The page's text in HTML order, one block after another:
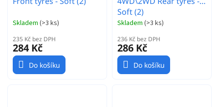
Skladem (>3 ks)
235 Kč bez DPH
284 Kč
Do košíku
Soft (2)
Skladem (>3 ks)
236 Kč bez DPH
286 Kč
Do košíku